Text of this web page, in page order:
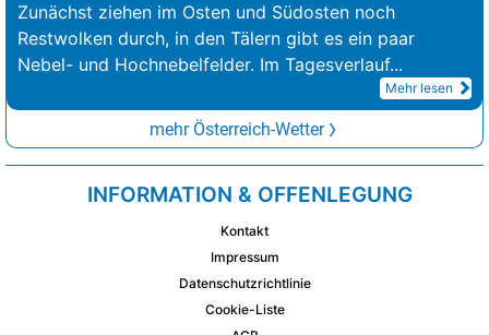
Zunächst ziehen im Osten und Südosten noch
Restwolken durch, in den Tälern gibt es ein paar
Nebel- und Hochnebelfelder. Im Tagesverlauf...
Mehr lesen
mehr Österreich-Wetter
INFORMATION & OFFENLEGUNG
Kontakt
Impressum
Datenschutzrichtlinie
Cookie-Liste